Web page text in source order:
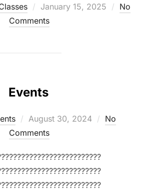
Posted
on
January 15, 2025
No
Comments
Events
Posted
on
August 30, 2024
No
Comments